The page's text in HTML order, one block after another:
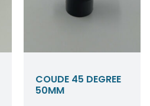
COUDE 45 DEGREE
50MM